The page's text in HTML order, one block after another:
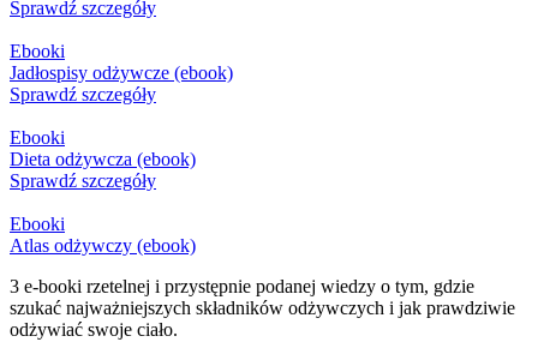
Sprawdź szczegóły
Ebooki
Jadłospisy odżywcze (ebook)
Sprawdź szczegóły
Ebooki
Dieta odżywcza (ebook)
Sprawdź szczegóły
Ebooki
Atlas odżywczy (ebook)
3 e-booki rzetelnej i przystępnie podanej wiedzy o tym, gdzie
szukać najważniejszych składników odżywczych i jak prawdziwie
odżywiać swoje ciało.